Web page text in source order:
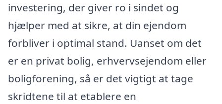
investering, der giver ro i sindet og
hjælper med at sikre, at din ejendom
forbliver i optimal stand. Uanset om det
er en privat bolig, erhvervsejendom eller
boligforening, så er det vigtigt at tage
skridtene til at etablere en